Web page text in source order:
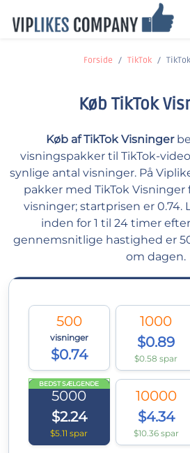
Forside TikTok
Køb TikTok
Køb af TikTok Visninger
visningspakker til TikTok-
synlige antal visninger. På
pakker med TikTok Visninger
visninger; startprisen er 0.74.
inden for 1 til 24 timer
gennemsnitlige hastighed er
om dagen.
500
visninger
$0.74
1000
$0.89
$0.58 spar
BEDST SÆLGENDE
5000
$2.24
$5.11 spar
10000
$4.34
$10.36 spar